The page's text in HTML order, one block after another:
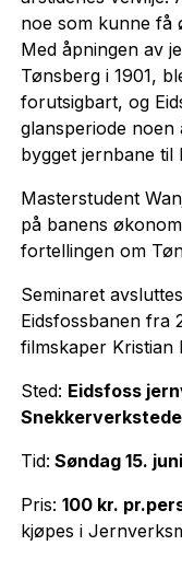
noe som kunne få
Med åpningen av
Tønsberg i 1901,
forutsigbart, og
glansperiode noen
bygget jernbane til
Masterstudent
på banens
fortellingen om
Seminaret
Eidsfossbanen fra
filmskaper Kristian
Sted: Eidsfoss
Tid: Søndag 15.
Pris: 100 kr.
kjøpes i